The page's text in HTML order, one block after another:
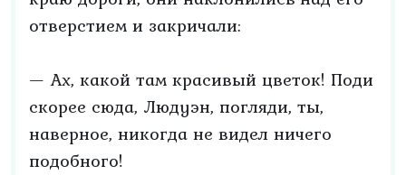
отверстием и закричали:
— Ах, какой там красивый цветок! Поди
скорее сюда, Людуэн, погляди, ты,
наверное, никогда не видел ничего
подобного!